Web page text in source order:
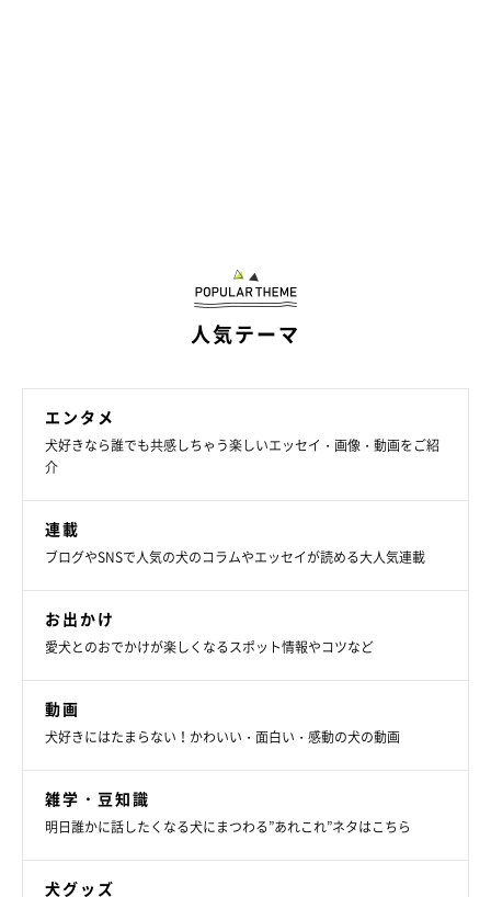
人気テーマ
エンタメ
犬好きなら誰でも共感しちゃう楽しいエッセイ・画像・動画をご紹
介
連載
ブログやSNSで人気の犬のコラムやエッセイが読める大人気連載
お出かけ
愛犬とのおでかけが楽しくなるスポット情報やコツなど
動画
犬好きにはたまらない！かわいい・面白い・感動の犬の動画
雑学・豆知識
明日誰かに話したくなる犬にまつわる”あれこれ”ネタはこちら
犬グッズ